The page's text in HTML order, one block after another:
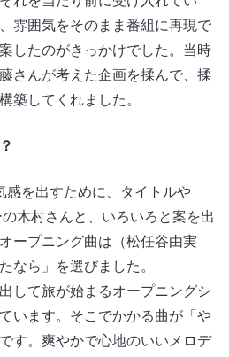
雰囲気をそのまま番組に再現で
したのがきっかけでした。当時
さんが考えた企画を揉んで、揉
築してくれました。
を出すために、タイトルや
木村さんと、いろいろと案を出
ープニング曲は（松任谷由実
なら」を選びました。
して旅が始まるオープニングシ
います。そこでかかる曲が「や
す。爽やかで心地のいいメロデ